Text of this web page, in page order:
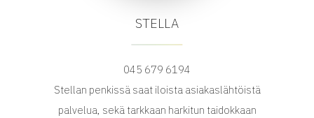
STELLA
045 679 6194
Stellan penkissä saat iloista asiakaslähtöistä
palvelua, sekä tarkkaan harkitun taidokkaan